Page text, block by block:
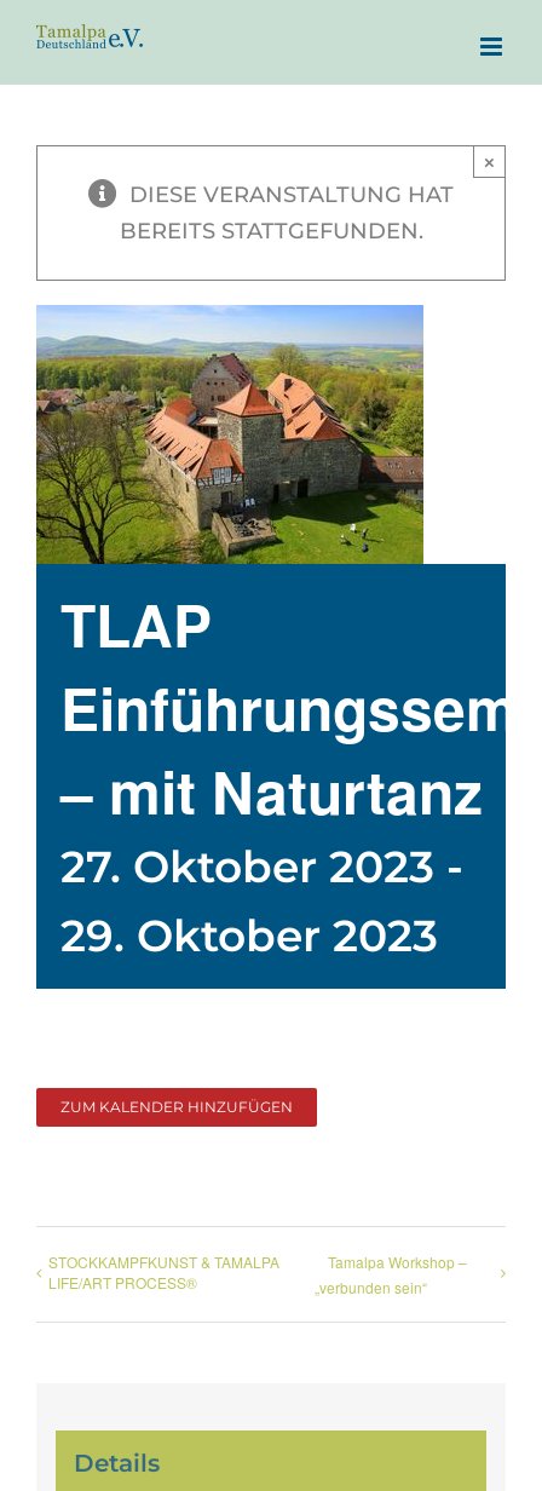
Inhalt
springen
DIESE VERANSTALTUNG HAT
BEREITS STATTGEFUNDEN.
×
TLAP
– mit Naturtanz
27. Oktober 2023 -
29. Oktober 2023
ZUM KALENDER HINZUFÜGEN
STOCKKAMPFKUNST & TAMALPA
LIFE/ART PROCESS®
Tamalpa Workshop –
„verbunden sein“
Details